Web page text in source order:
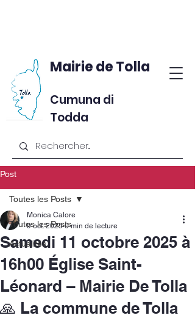
Mairie de Tolla
Cumuna di
Todda
Post
Toutes les Posts
Actualités
Toutes les Posts
Samedi 11 octobre 2025 à
16h00 Église Saint-
Léonard – Mairie De Tolla
🙏 La commune de Tolla
Monica Calore
9 oct. 2025 0 min de lecture